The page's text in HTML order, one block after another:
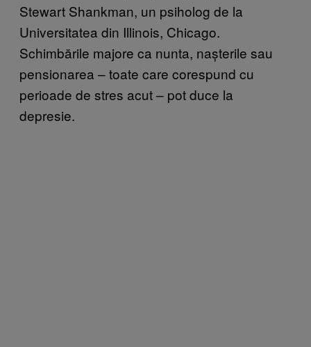
Stewart Shankman, un psiholog de la
Universitatea din Illinois, Chicago.
Schimbările majore ca nunta, nașterile sau
pensionarea – toate care corespund cu
perioade de stres acut – pot duce la
depresie.